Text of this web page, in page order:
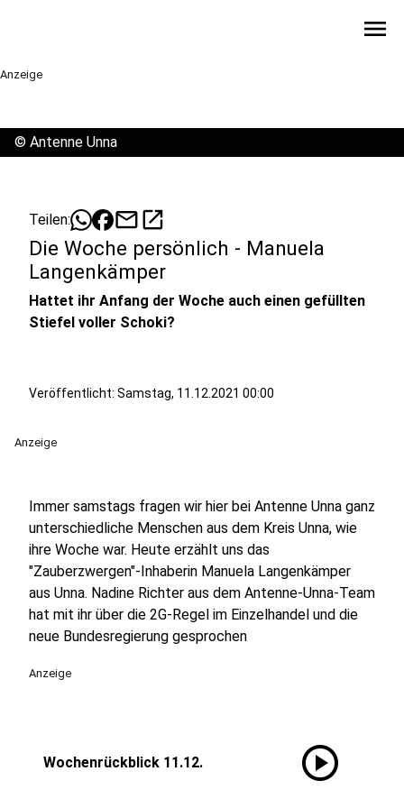
menu
Anzeige
© Antenne Unna
Teilen: mailopen_in_new
Die Woche persönlich - Manuela
Langenkämper
Hattet ihr Anfang der Woche auch einen gefüllten
Stiefel voller Schoki?
Veröffentlicht: Samstag, 11.12.2021 00:00
Anzeige
Immer samstags fragen wir hier bei Antenne Unna ganz
unterschiedliche Menschen aus dem Kreis Unna, wie
ihre Woche war. Heute erzählt uns das
"Zauberzwergen"-Inhaberin Manuela Langenkämper
aus Unna. Nadine Richter aus dem Antenne-Unna-Team
hat mit ihr über die 2G-Regel im Einzelhandel und die
neue Bundesregierung gesprochen
Anzeige
Wochenrückblick 11.12. play_circle